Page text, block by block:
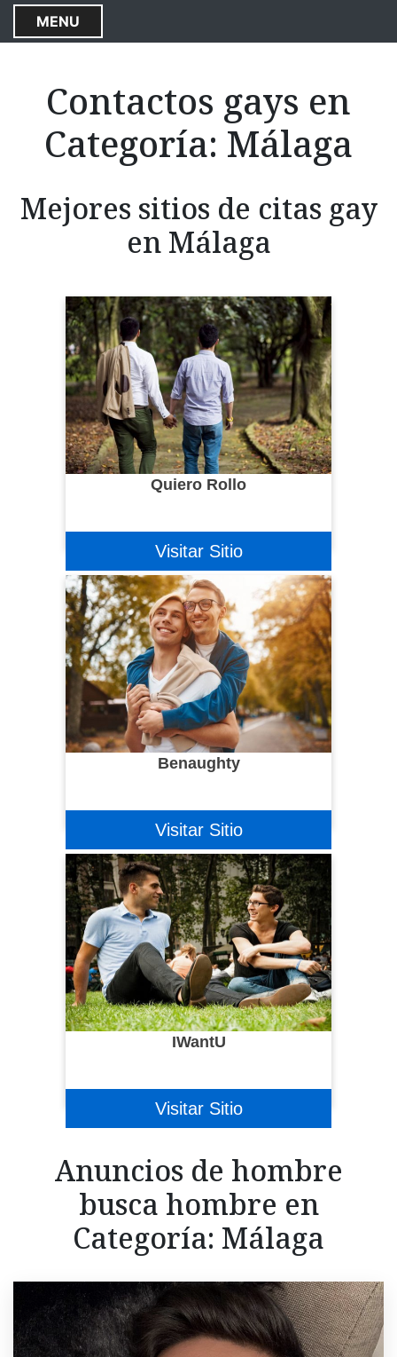
MENU
Contactos gays en
Categoría: Málaga
Mejores sitios de citas gay
en Málaga
Quiero Rollo
Visitar Sitio
Benaughty
Visitar Sitio
IWantU
Visitar Sitio
Anuncios de hombre
busca hombre en
Categoría: Málaga